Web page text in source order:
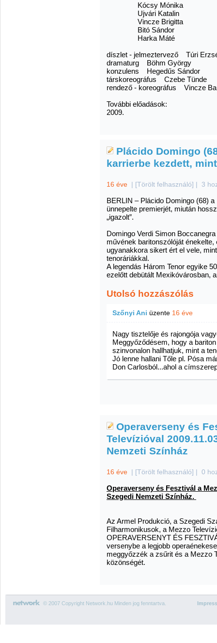
Kócsy Mónika
Ujvári Katalin
Vincze Brigitta
Bitó Sándor
Harka Máté
díszlet - jelmeztervező Túri
dramaturg Böhm György
konzulens Hegedűs Sándor
társkoreográfus Czebe Tünde
rendező - koreográfus Vincze
További előadások:
2009.
Plácido Domingo
karrierbe kezdett,
16 éve | [Törölt felhasználó] | 3
BERLIN – Plácido Domingo (68)
ünnepelte premierjét, miután
„igazolt”.
Domingo Verdi Simon
művének baritonszólóját énekelte,
ugyanakkora sikert ért el vele,
tenoráriákkal.
A legendás Három Tenor egyike
ezelőtt debütált Mexikóvárosban,
Utolsó hozzászólás
Szőnyi Ani üzente 16 éve
Nagy tisztelője és rajongója
Meggyőződésem, hogy a
szinvonalon hallhatjuk, mint a
Jó lenne hallani Tőle pl. Pósa
Don Carlosból...ahol a
Operaverseny és
Televízióval
Nemzeti Színház
16 éve | [Törölt felhasználó] | 0
Operaverseny és Fesztivál a
Szegedi Nemzeti Színház.
Az Armel Produkció, a Szegedi
Filharmonikusok, a Mezzo
OPERAVERSENYT ÉS
versenybe a legjobb
meggyőzzék a zsűrit és a Mezzo
közönségét.
© 2007 Copyright Network.hu Minden jog fenntartva.